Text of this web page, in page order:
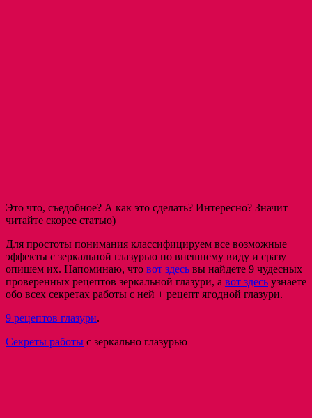
Это что, съедобное? А как это сделать? Интересно? Значит
читайте скорее статью)
Для простоты понимания классифицируем все возможные
эффекты с зеркальной глазурью по внешнему виду и сразу
опишем их. Напоминаю, что вот здесь вы найдете 9 чудесных
проверенных рецептов зеркальной глазури, а вот здесь узнаете
обо всех секретах работы с ней + рецепт ягодной глазури.
9 рецептов глазури.
Секреты работы с зеркально глазурью